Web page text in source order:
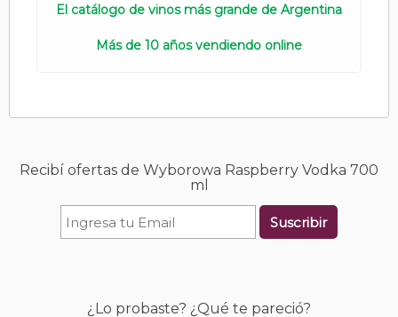
El catálogo de vinos más grande de Argentina
Más de 10 años vendiendo online
Recibí ofertas de Wyborowa Raspberry Vodka 700
ml
Suscribir
¿Lo probaste? ¿Qué te pareció?